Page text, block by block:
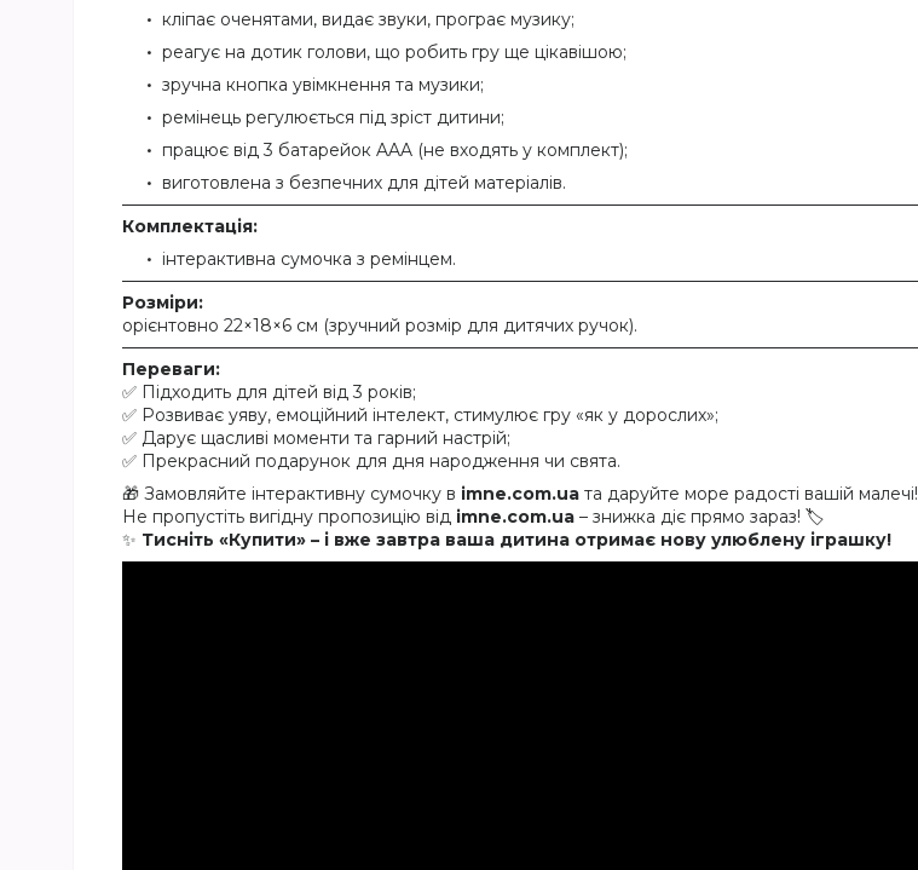
кліпає оченятами, видає звуки, програє музику;
реагує на дотик голови, що робить гру ще цікавішою;
зручна кнопка увімкнення та музики;
ремінець регулюється під зріст дитини;
працює від 3 батарейок AAA (не входять у комплект);
виготовлена з безпечних для дітей матеріалів.
Комплектація:
інтерактивна сумочка з ремінцем.
Розміри:
орієнтовно 22×18×6 см (зручний розмір для дитячих ручок).
Переваги:
✅ Підходить для дітей від 3 років;
✅ Розвиває уяву, емоційний інтелект, стимулює гру «як у дорослих»;
✅ Дарує щасливі моменти та гарний настрій;
✅ Прекрасний подарунок для дня народження чи свята.
🎁 Замовляйте інтерактивну сумочку в imne.com.ua та даруйте море радості вашій малечі!
Не пропустіть вигідну пропозицію від imne.com.ua – знижка діє прямо зараз! 🏷️
✨ Тисніть «Купити» – і вже завтра ваша дитина отримає нову улюблену іграшку!